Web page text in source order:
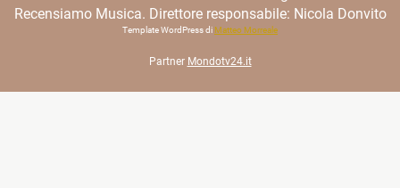
Recensiamo Musica. Direttore responsabile: Nicola Donvito
Template WordPress di Matteo Morreale
Partner Mondotv24.it